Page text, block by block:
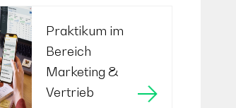
Praktikum im
Bereich
Marketing &
Vertrieb